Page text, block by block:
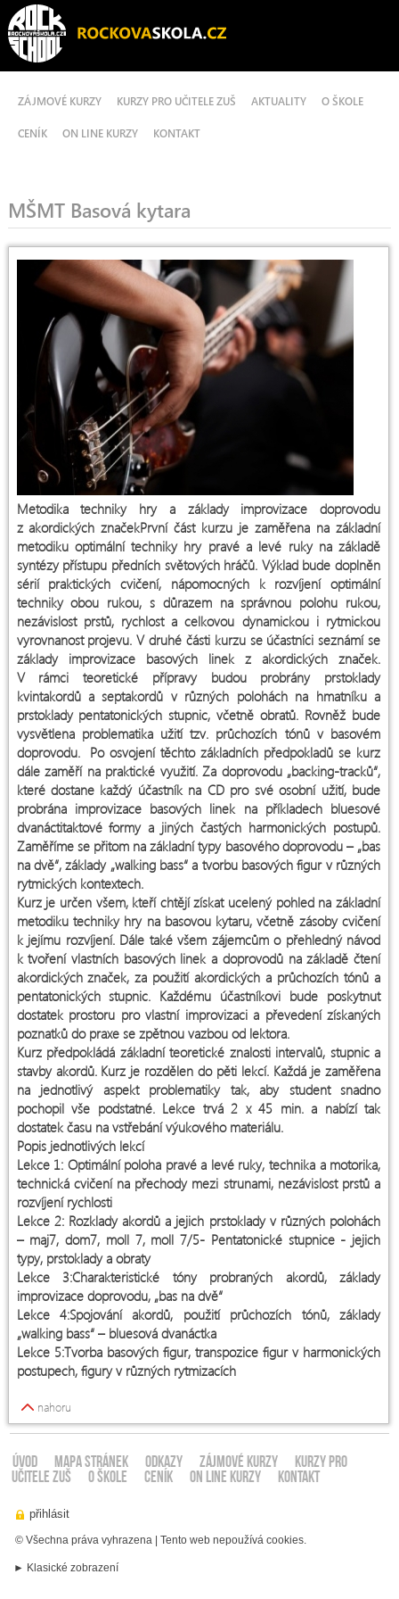
MŠMT Basová kytara
Metodika techniky hry a základy improvizace doprovodu
z akordických značekPrvní část kurzu je zaměřena na základní
metodiku optimální techniky hry pravé a levé ruky na základě
syntézy přístupu předních světových hráčů. Výklad bude doplněn
sérií praktických cvičení, nápomocných k rozvíjení optimální
techniky obou rukou, s důrazem na správnou polohu rukou,
nezávislost prstů, rychlost a celkovou dynamickou i rytmickou
vyrovnanost projevu. V druhé části kurzu se účastníci seznámí se
základy improvizace basových linek z akordických značek.
V rámci teoretické přípravy budou probrány prstoklady
kvintakordů a septakordů v různých polohách na hmatníku a
prstoklady pentatonických stupnic, včetně obratů. Rovněž bude
vysvětlena problematika užití tzv. průchozích tónů v basovém
doprovodu. Po osvojení těchto základních předpokladů se kurz
dále zaměří na praktické využití. Za doprovodu „backing-tracků“,
které dostane každý účastník na CD pro své osobní užití, bude
probrána improvizace basových linek na příkladech bluesové
dvanáctitaktové formy a jiných častých harmonických postupů.
Zaměříme se přitom na základní typy basového doprovodu – „bas
na dvě“, základy „walking bass“ a tvorbu basových figur v různých
rytmických kontextech.
Kurz je určen všem, kteří chtějí získat ucelený pohled na základní
metodiku techniky hry na basovou kytaru, včetně zásoby cvičení
k jejímu rozvíjení. Dále také všem zájemcům o přehledný návod
k tvoření vlastních basových linek a doprovodů na základě čtení
akordických značek, za použití akordických a průchozích tónů a
pentatonických stupnic. Každému účastníkovi bude poskytnut
dostatek prostoru pro vlastní improvizaci a převedení získaných
poznatků do praxe se zpětnou vazbou od lektora.
Kurz předpokládá základní teoretické znalosti intervalů, stupnic a
stavby akordů. Kurz je rozdělen do pěti lekcí. Každá je zaměřena
na jednotlivý aspekt problematiky tak, aby student snadno
pochopil vše podstatné. Lekce trvá 2 x 45 min. a nabízí tak
dostatek času na vstřebání výukového materiálu.
Popis jednotlivých lekcí
Lekce 1: Optimální poloha pravé a levé ruky, technika a motorika,
technická cvičení na přechody mezi strunami, nezávislost prstů a
rozvíjení rychlosti
Lekce 2: Rozklady akordů a jejich prstoklady v různých polohách
– maj7, dom7, moll 7, moll 7/5- Pentatonické stupnice - jejich
typy, prstoklady a obraty
Lekce 3:Charakteristické tóny probraných akordů, základy
improvizace doprovodu, „bas na dvě“
Lekce 4:Spojování akordů, použití průchozích tónů, základy
„walking bass“ – bluesová dvanáctka
Lekce 5:Tvorba basových figur, transpozice figur v harmonických
postupech, figury v různých rytmizacích
nahoru
ZÁJMOVÉ KURZY KURZY PRO UČITELE ZUŠ AKTUALITY O ŠKOLE
CENÍK ON LINE KURZY KONTAKT
ÚVOD Mapa stránek Odkazy ZÁJMOVÉ KURZY
KURZY PRO
UČITELE ZUŠ
O ŠKOLE CENÍK ON LINE KURZY KONTAKT
© Všechna práva vyhrazena | Tento web nepoužívá cookies.